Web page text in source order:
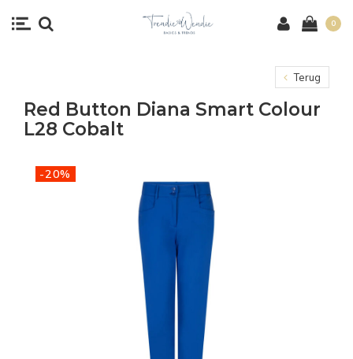
0
Terug
Red Button Diana Smart Colour
L28 Cobalt
-20%